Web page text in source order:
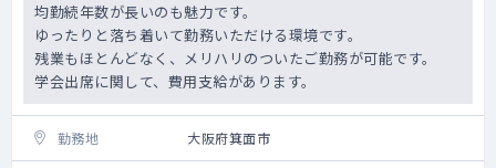
均勤続年数が長いのも魅力です。
ゆったりと落ち着いて勤務いただける環境です。
残業もほとんどなく、メリハリのついたご勤務が可能です。
学会出席に関して、費用支給があります。
勤務地 大阪府箕面市